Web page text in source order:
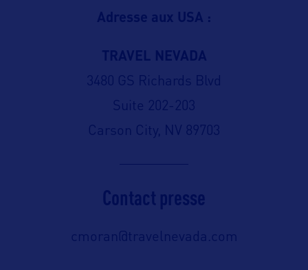
Adresse aux USA :
TRAVEL NEVADA
3480 GS Richards Blvd
Suite 202-203
Carson City, NV 89703
Contact presse
cmoran@travelnevada.com